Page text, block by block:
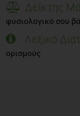
Δείκτης
φυσιολογικό σου
Λεξικό
ορισμούς